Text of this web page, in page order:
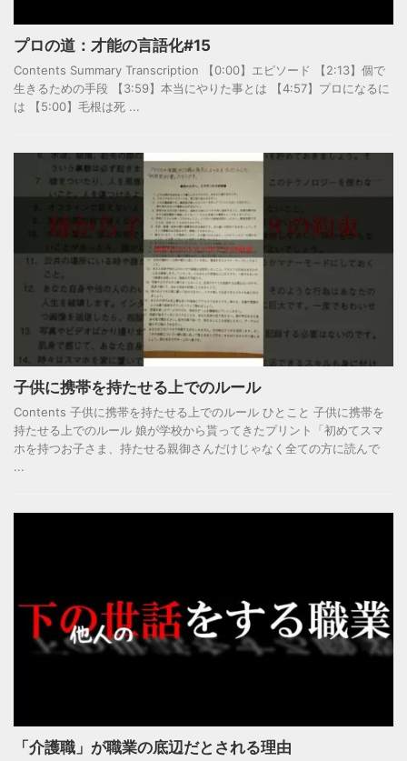
プロの道：才能の言語化#15
Contents Summary Transcription 【0:00】エピソード 【2:13】個で
生きるための手段 【3:59】本当にやりた事とは 【4:57】プロになるに
は 【5:00】毛根は死 ...
子供に携帯を持たせる上でのルール
Contents 子供に携帯を持たせる上でのルール ひとこと 子供に携帯を
持たせる上でのルール 娘が学校から貰ってきたプリント「初めてスマ
ホを持つお子さま、持たせる親御さんだけじゃなく全ての方に読んで
...
「介護職」が職業の底辺だとされる理由